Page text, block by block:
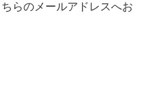
らのメールアドレスへお